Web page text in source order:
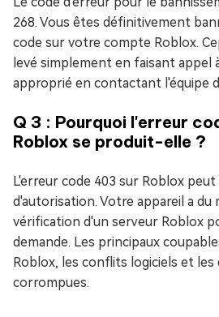
268. Vous êtes définitivement
code sur votre compte Roblox.
levé simplement en faisant appel
approprié en contactant l'équipe
Q 3 : Pourquoi l'erreur
Roblox se produit-elle ?
L'erreur code 403 sur Roblox
d'autorisation. Votre appareil a du
vérification d'un serveur Roblox
demande. Les principaux
Roblox, les conflits logiciels et les
corrompues.